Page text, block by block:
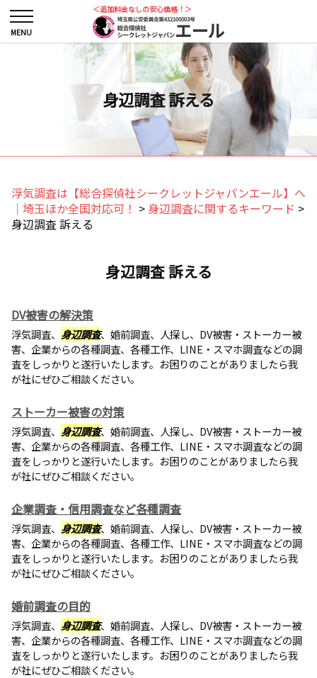
身辺調査 訴える
＜追加料金なしの安心価格！＞
浮気調査は【総合探偵社シークレットジャパンエール】へ
｜埼玉ほか全国対応可！ > 身辺調査に関するキーワード >
身辺調査 訴える
身辺調査 訴える
DV被害の解決策
浮気調査、 身辺調査、婚前調査、人探し、DV被害・ストーカー被
害、企業からの各種調査、各種工作、LINE・スマホ調査などの調
査をしっかりと遂行いたします。お困りのことがありましたら我
が社にぜひご相談ください。
ストーカー被害の対策
浮気調査、 身辺調査、婚前調査、人探し、DV被害・ストーカー被
害、企業からの各種調査、各種工作、LINE・スマホ調査などの調
査をしっかりと遂行いたします。お困りのことがありましたら我
が社にぜひご相談ください。
企業調査・信用調査など各種調査
浮気調査、 身辺調査、婚前調査、人探し、DV被害・ストーカー被
害、企業からの各種調査、各種工作、LINE・スマホ調査などの調
査をしっかりと遂行いたします。お困りのことがありましたら我
が社にぜひご相談ください。
婚前調査の目的
浮気調査、 身辺調査、婚前調査、人探し、DV被害・ストーカー被
害、企業からの各種調査、各種工作、LINE・スマホ調査などの調
査をしっかりと遂行いたします。お困りのことがありましたら我
が社にぜひご相談ください。